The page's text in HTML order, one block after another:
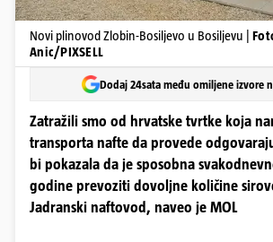
Novi plinovod Zlobin-Bosiljevo u Bosiljevu |
Anic/PIXSELL
Dodaj 24sata među omiljene izvore
Zatražili smo od hrvatske tvrtke koja
transporta nafte da provede
bi pokazala da je sposobna
godine prevoziti dovoljne količine
Jadranski naftovod, naveo je MOL